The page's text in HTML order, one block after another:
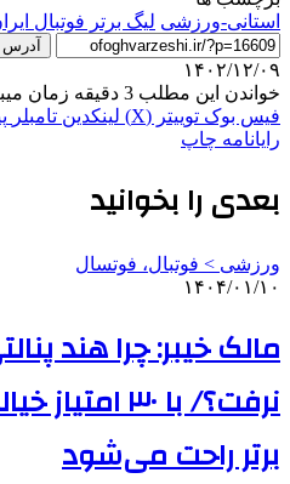
استانی-ورزشی ليگ برتر فوتبال
۱۴۰۲/۱۲/۰۹
خواندن این مطلب 3 دقیقه زمان میبرد
فیس بوک توییتر (X) لینکدین ‫تامبلر
رایانامه چاپ
بعدی را بخوانید
ورزشی > فوتبال، فوتسال
۱۴۰۴/۰۱/۱۰
نرفت؟/ با ۳۰
برتر راحت می‌شود